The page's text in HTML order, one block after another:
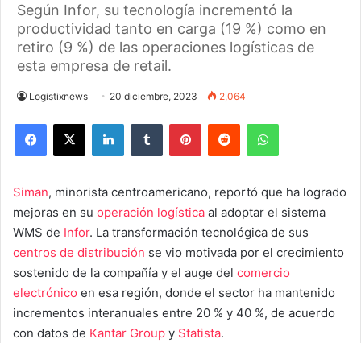
Según Infor, su tecnología incrementó la
productividad tanto en carga (19 %) como en
retiro (9 %) de las operaciones logísticas de
esta empresa de retail.
Logistixnews 20 diciembre, 2023 2,064
Siman, minorista centroamericano, reportó que ha logrado
mejoras en su operación logística al adoptar el sistema
WMS de Infor. La transformación tecnológica de sus
centros de distribución se vio motivada por el crecimiento
sostenido de la compañía y el auge del comercio
electrónico en esa región, donde el sector ha mantenido
incrementos interanuales entre 20 % y 40 %, de acuerdo
con datos de Kantar Group y Statista.